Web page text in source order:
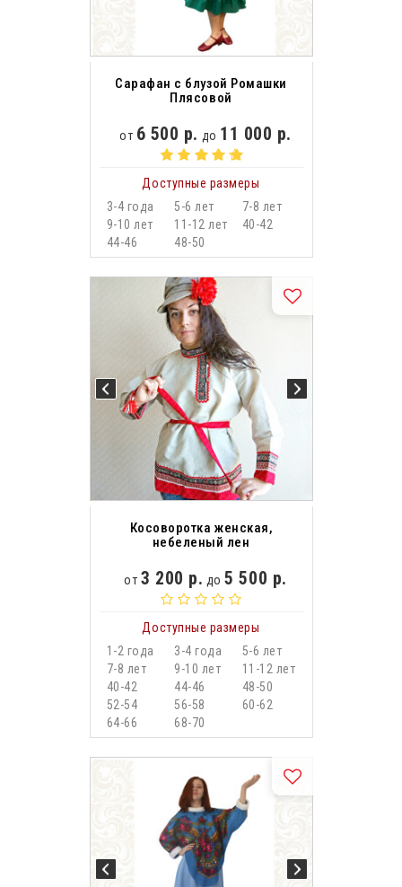
Сарафан с блузой Ромашки
Плясовой
от 6 500 р. до 11 000 р.
Доступные размеры
3-4 года
5-6 лет
7-8 лет
9-10 лет
11-12 лет
40-42
44-46
48-50
Косоворотка женская,
небеленый лен
от 3 200 р. до5 500 р.
Доступные размеры
1-2 года
3-4 года
5-6 лет
7-8 лет
9-10 лет
11-12 лет
40-42
44-46
48-50
52-54
56-58
60-62
64-66
68-70